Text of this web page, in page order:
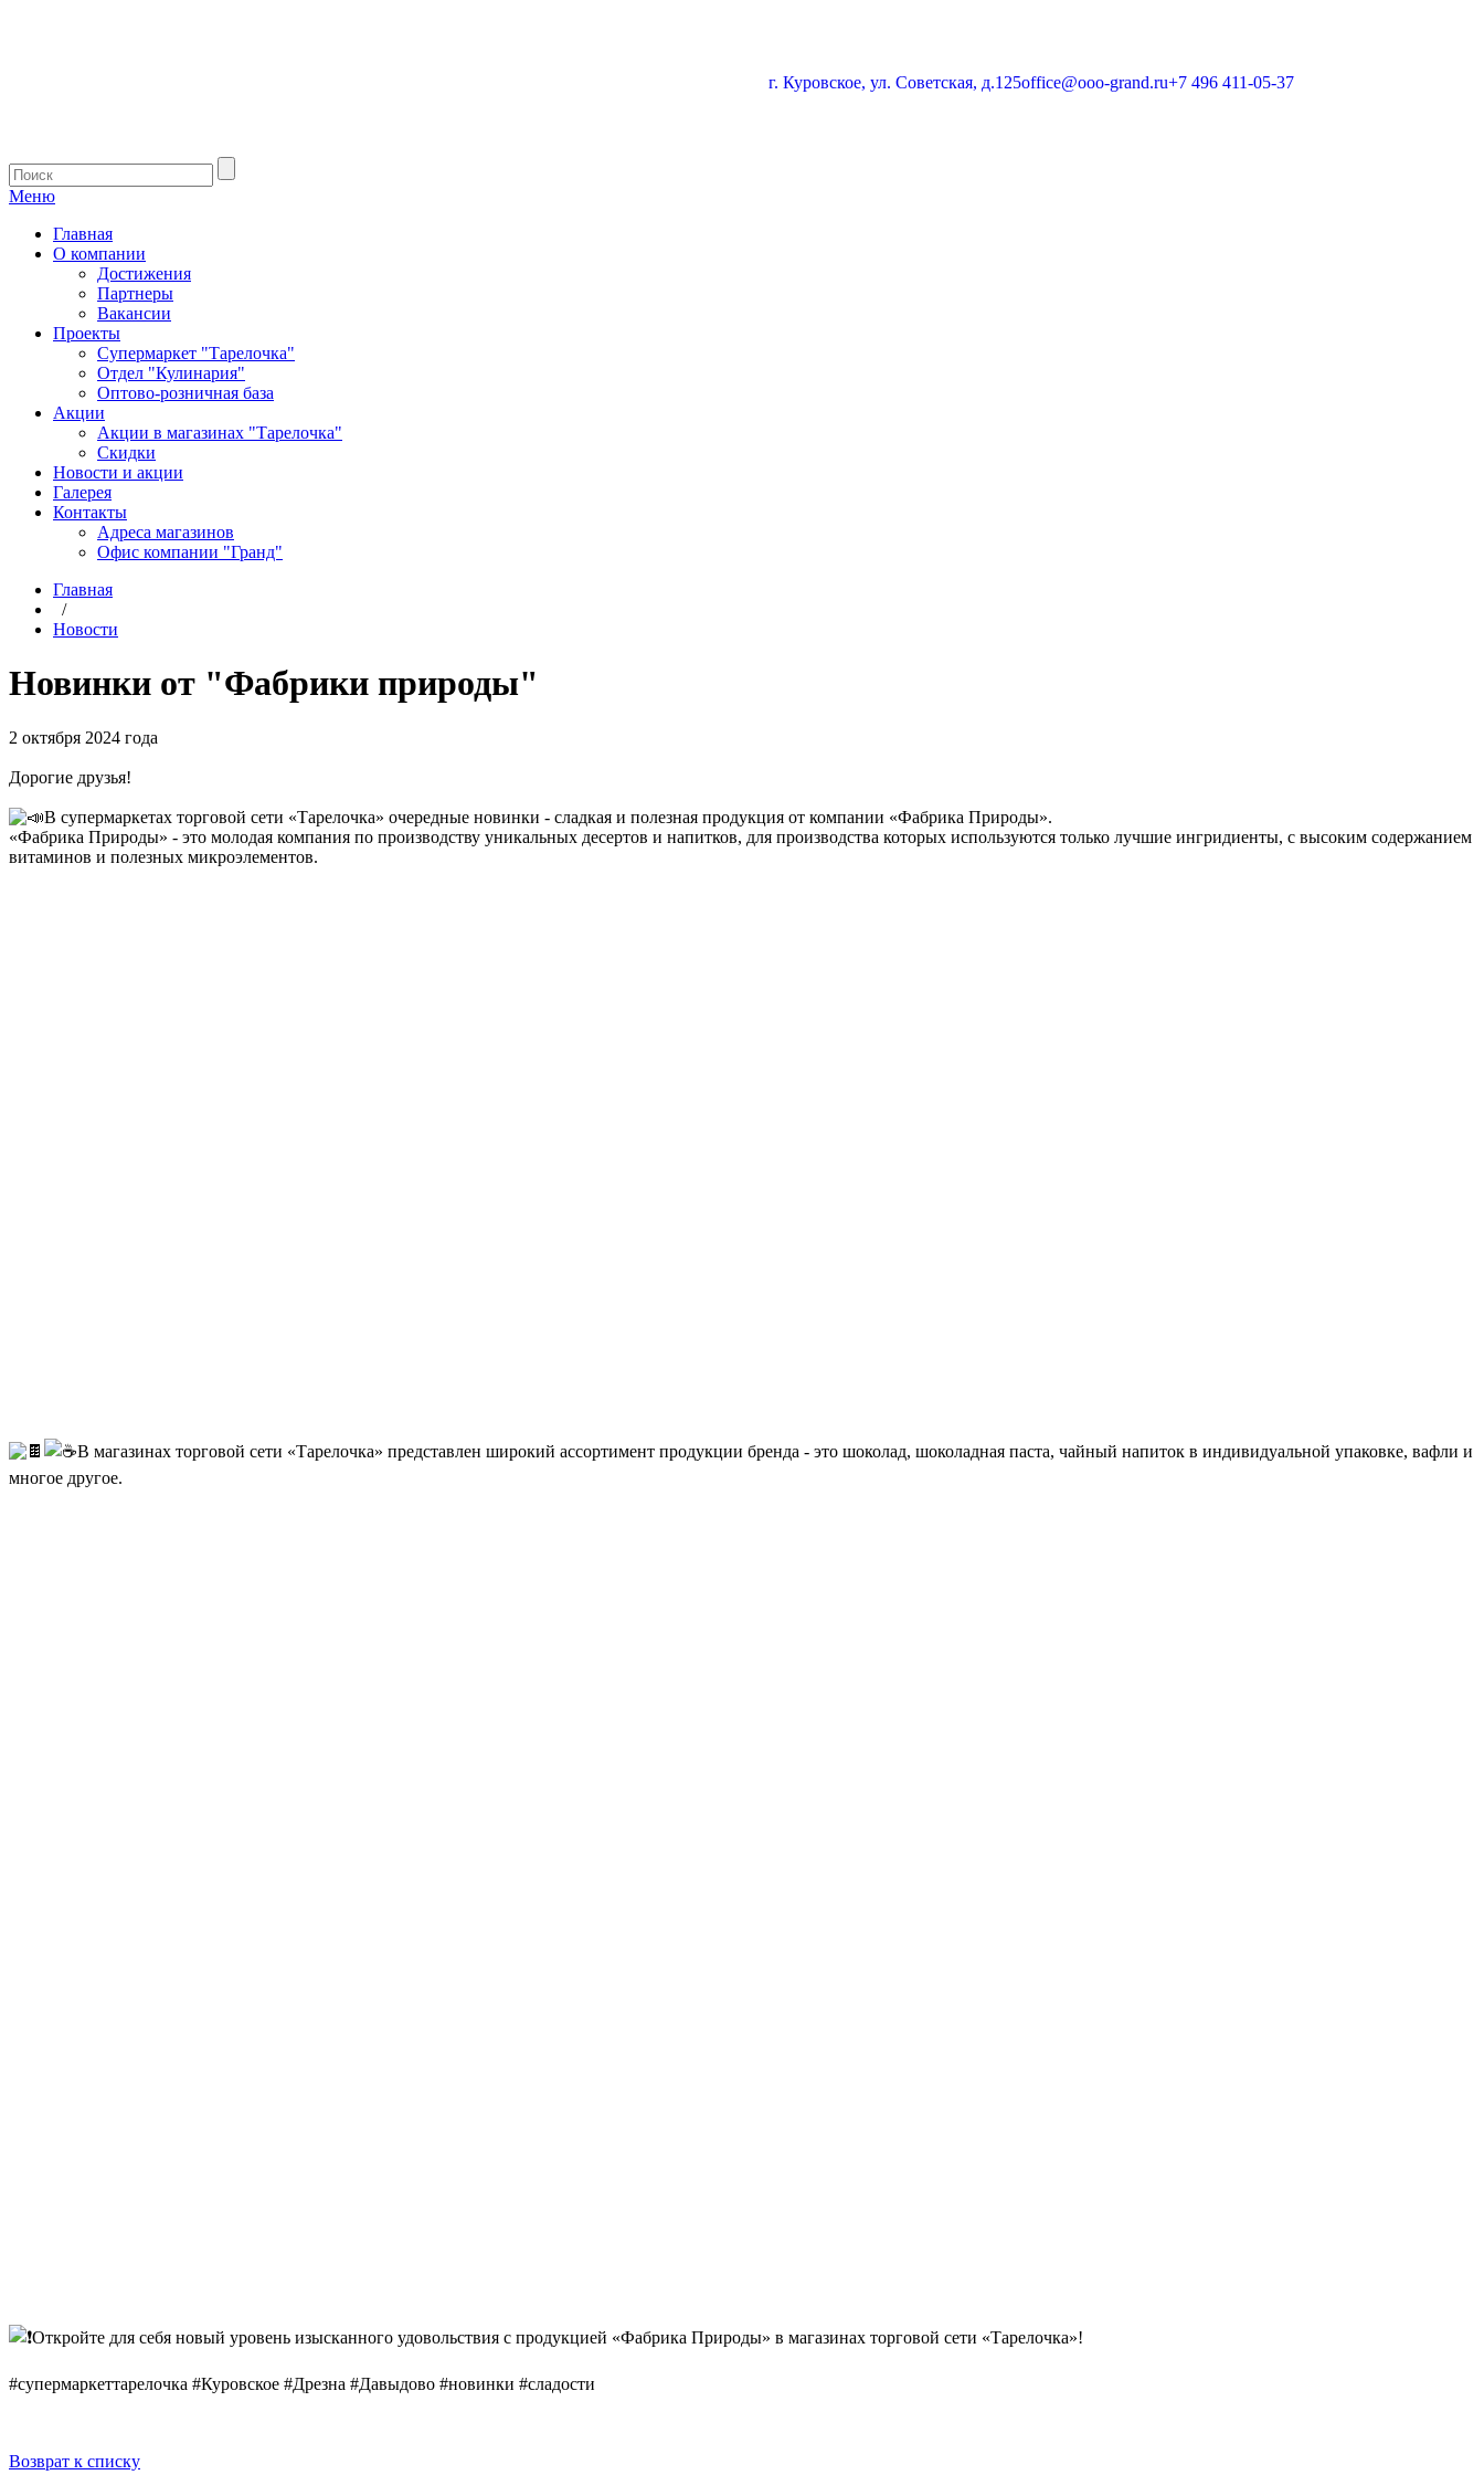
г. Куровское, ул. Советская, д.125office@ooo-grand.ru+7 496 411-05-37
Меню
Главная
О компании
Достижения
Партнеры
Вакансии
Проекты
Супермаркет "Тарелочка"
Отдел "Кулинария"
Оптово-розничная база
Акции
Акции в магазинах "Тарелочка"
Скидки
Новости и акции
Галерея
Контакты
Адреса магазинов
Офис компании "Гранд"
Главная
/
Новости
Новинки от "Фабрики природы"
2 октября 2024 года
Дорогие друзья!
В супермаркетах торговой сети «Тарелочка» очередные новинки - сладкая и полезная продукция от компании «Фабрика Природы».
«Фабрика Природы» - это молодая компания по производству уникальных десертов и напитков, для производства которых используются только лучшие ингридиенты, с высоким содержанием
витаминов и полезных микроэлементов.
В магазинах торговой сети «Тарелочка» представлен широкий ассортимент продукции бренда - это шоколад, шоколадная паста, чайный напиток в индивидуальной упаковке, вафли и
многое другое.
Откройте для себя новый уровень изысканного удовольствия с продукцией «Фабрика Природы» в магазинах торговой сети «Тарелочка»!
#супермаркеттарелочка #Куровское #Дрезна #Давыдово #новинки #сладости
Возврат к списку